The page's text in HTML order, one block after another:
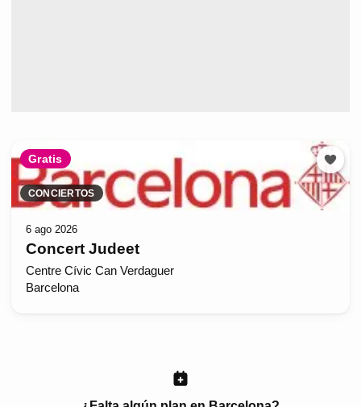
Gratis
CONCIERTOS
6 ago 2026
Concert Judeet
Centre Cívic Can Verdaguer
Barcelona